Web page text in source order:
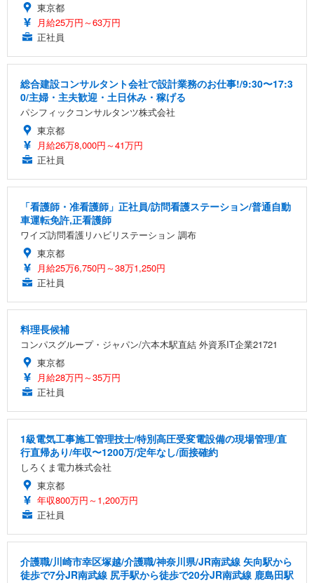
東京都
月給25万円～63万円
正社員
総合建設コンサルタント会社で設計業務のお仕事!/9:30〜17:3
0/主婦・主夫歓迎・土日休み・稼げる
パシフィックコンサルタンツ株式会社
東京都
月給26万8,000円～41万円
正社員
「看護師・准看護師」正社員/訪問看護ステーション/普通自動
車運転免許,正看護師
ワイズ訪問看護リハビリステーション 調布
東京都
月給25万6,750円～38万1,250円
正社員
料理長候補
コンパスグループ・ジャパン/六本木駅直結 外資系IT企業21721
東京都
月給28万円～35万円
正社員
1級電気工事施工管理技士/特別高圧受変電設備の現場管理/直
行直帰あり/年収〜1200万/定年なし/面接確約
しろくま電力株式会社
東京都
年収800万円～1,200万円
正社員
介護職/川崎市幸区塚越/介護職/神奈川県/JR南武線 矢向駅から
徒歩で7分JR南武線 尻手駅から徒歩で20分JR南武線 鹿島田駅